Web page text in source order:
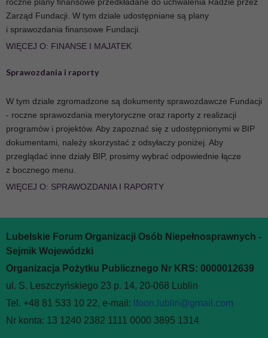
Zarząd Fundacji. W tym dziale udostępniane są plany
i sprawozdania finansowe Fundacji.
WIĘCEJ O: FINANSE I MAJATEK
Sprawozdania i raporty
W tym dziale zgromadzone są dokumenty sprawozdawcze Fundacji
- roczne sprawozdania merytoryczne oraz raporty z realizacji
programów i projektów. Aby zapoznać się z udostępnionymi w BIP
dokumentami, należy skorzystać z odsyłaczy poniżej. Aby
przeglądać inne działy BIP, prosimy wybrać odpowiednie łącze
z bocznego menu.
WIĘCEJ O: SPRAWOZDANIA I RAPORTY
Lubelskie Forum Organizacji Osób Niepełnosprawnych -
Sejmik Wojewódzki
Organizacja Pożytku Publicznego Nr KRS: 0000012639
ul. S. Leszczyńskiego 23 p. 14, 20-068 Lublin
Tel. +48 81 533 10 22, e-mail: lfoon.lublin@gmail.com
Nr konta: 13 1240 2382 1111 0000 3895 1314